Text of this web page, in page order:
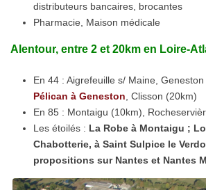
distributeurs bancaires, brocantes
Pharmacie, Maison médicale
Alentour, entre 2 et 20km en Loire-
En 44 : Aigrefeuille s/ Maine,
Pélican à Geneston , Clisson (20km)
En 85 : Montaigu (10km),
Les étoilés : La Robe à Montaigu ;
Chabotterie, à Saint Sulpice le
propositions sur Nantes et Nantes